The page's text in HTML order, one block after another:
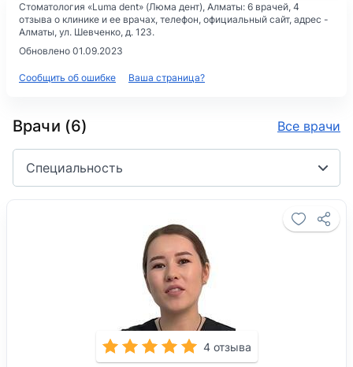
Стоматология «Luma dent» (Люма дент), Алматы: 6 врачей, 4
отзыва о клинике и ее врачах, телефон, официальный сайт, адрес -
Алматы, ул. Шевченко, д. 123.
Обновлено 01.09.2023
Сообщить об ошибке Ваша страница?
Врачи (6) Все врачи
Специальность
4 отзыва